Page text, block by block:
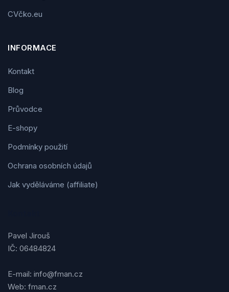
CVčko.eu
INFORMACE
Kontakt
Blog
Průvodce
E-shopy
Podmínky použití
Ochrana osobních údajů
Jak vyděláváme (affiliate)
Pavel Jirouš
IČ: 06484824
E-mail: info@fman.cz
Web: fman.cz